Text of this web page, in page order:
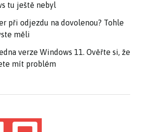
tu ještě nebyl
při odjezdu na dovolenou? Tohle
měli
verze Windows 11. Ověřte si, že
mít problém